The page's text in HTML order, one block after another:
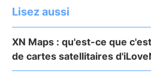
Lisez aussi
XN Maps : qu'est-ce que
de cartes satellitaires